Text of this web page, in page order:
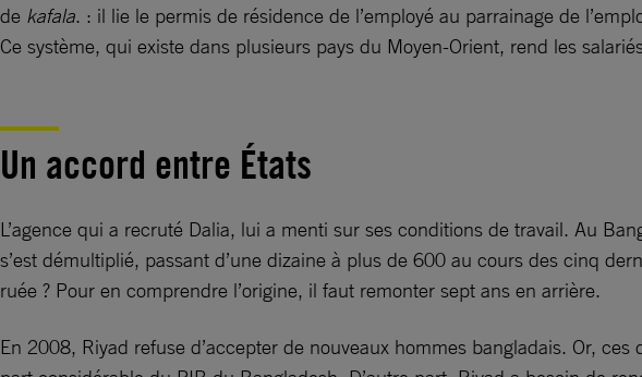
de kafala. : il lie le permis de résidence de l’employé au parrainage de
Ce système, qui existe dans plusieurs pays du Moyen-Orient, rend les
Un accord entre États
L’agence qui a recruté Dalia, lui a menti sur ses conditions de travail. Au
s’est démultiplié, passant d’une dizaine à plus de 600 au cours des cinq
ruée ? Pour en comprendre l’origine, il faut remonter sept ans en arrière.
En 2008, Riyad refuse d’accepter de nouveaux hommes bangladais. Or,